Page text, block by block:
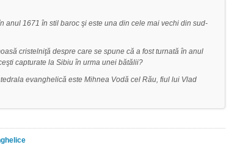
anul 1671 în stil baroc şi este una din cele mai vechi din sud-
cristelniţă despre care se spune că a fost turnată în anul
capturate la Sibiu în urma unei bătălii?
evanghelică este Mihnea Vodă cel Rău, fiul lui Vlad